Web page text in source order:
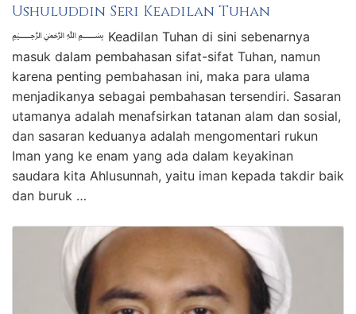
Ushuluddin Seri Keadilan Tuhan
﷽ Keadilan Tuhan di sini sebenarnya
masuk dalam pembahasan sifat-sifat Tuhan, namun
karena penting pembahasan ini, maka para ulama
menjadikanya sebagai pembahasan tersendiri. Sasaran
utamanya adalah menafsirkan tatanan alam dan sosial,
dan sasaran keduanya adalah mengomentari rukun
Iman yang ke enam yang ada dalam keyakinan
saudara kita Ahlusunnah, yaitu iman kepada takdir baik
dan buruk …